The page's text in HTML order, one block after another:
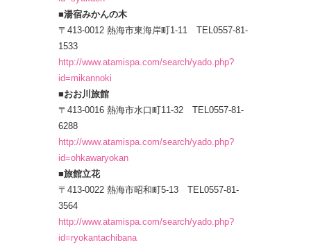
■湯宿みかんの木
〒413-0012 熱海市東海岸町1-11 TEL0557-81-
1533
http://www.atamispa.com/search/yado.php?
id=mikannoki
■おお川旅館
〒413-0016 熱海市水口町11-32 TEL0557-81-
6288
http://www.atamispa.com/search/yado.php?
id=ohkawaryokan
■旅館立花
〒413-0022 熱海市昭和町5-13 TEL0557-81-
3564
http://www.atamispa.com/search/yado.php?
id=ryokantachibana